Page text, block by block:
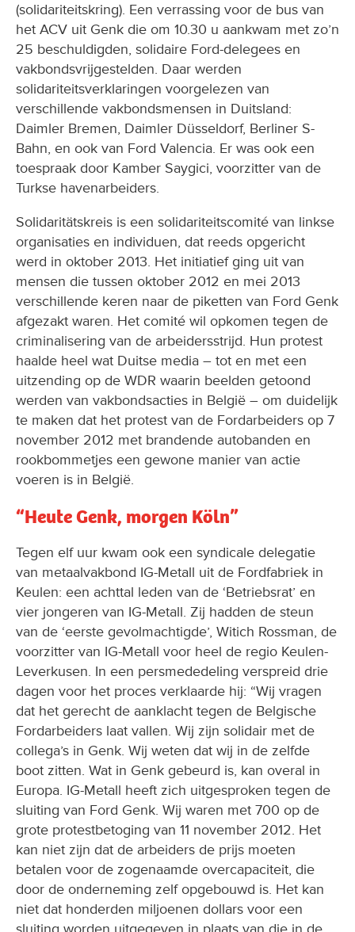
(solidariteitskring). Een verrassing voor de bus van
het ACV uit Genk die om 10.30 u aankwam met zo’n
25 beschuldigden, solidaire Ford-delegees en
vakbondsvrijgestelden. Daar werden
solidariteitsverklaringen voorgelezen van
verschillende vakbondsmensen in Duitsland:
Daimler Bremen, Daimler Düsseldorf, Berliner S-
Bahn, en ook van Ford Valencia. Er was ook een
toespraak door Kamber Saygici, voorzitter van de
Turkse havenarbeiders.
Solidaritätskreis is een solidariteitscomité van linkse
organisaties en individuen, dat reeds opgericht
werd in oktober 2013. Het initiatief ging uit van
mensen die tussen oktober 2012 en mei 2013
verschillende keren naar de piketten van Ford Genk
afgezakt waren. Het comité wil opkomen tegen de
criminalisering van de arbeidersstrijd. Hun protest
haalde heel wat Duitse media – tot en met een
uitzending op de WDR waarin beelden getoond
werden van vakbondsacties in België – om duidelijk
te maken dat het protest van de Fordarbeiders op 7
november 2012 met brandende autobanden en
rookbommetjes een gewone manier van actie
voeren is in België.
“Heute Genk, morgen Köln”
Tegen elf uur kwam ook een syndicale delegatie
van metaalvakbond IG-Metall uit de Fordfabriek in
Keulen: een achttal leden van de ‘Betriebsrat’ en
vier jongeren van IG-Metall. Zij hadden de steun
van de ‘eerste gevolmachtigde’, Witich Rossman, de
voorzitter van IG-Metall voor heel de regio Keulen-
Leverkusen. In een persmededeling verspreid drie
dagen voor het proces verklaarde hij: “Wij vragen
dat het gerecht de aanklacht tegen de Belgische
Fordarbeiders laat vallen. Wij zijn solidair met de
collega’s in Genk. Wij weten dat wij in de zelfde
boot zitten. Wat in Genk gebeurd is, kan overal in
Europa. IG-Metall heeft zich uitgesproken tegen de
sluiting van Ford Genk. Wij waren met 700 op de
grote protestbetoging van 11 november 2012. Het
kan niet zijn dat de arbeiders de prijs moeten
betalen voor de zogenaamde overcapaciteit, die
door de onderneming zelf opgebouwd is. Het kan
niet dat honderden miljoenen dollars voor een